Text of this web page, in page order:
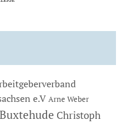
e.V Arne Weber
Buxtehude Christoph